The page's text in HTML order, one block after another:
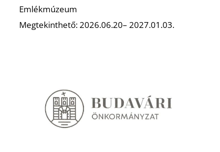
Emlékmúzeum
Megtekinthető: 2026.06.20– 2027.01.03.